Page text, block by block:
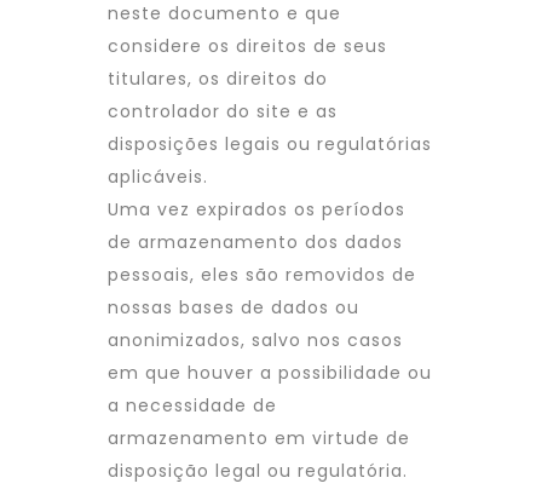
neste documento e que
considere os direitos de seus
titulares, os direitos do
controlador do site e as
disposições legais ou regulatórias
aplicáveis.
Uma vez expirados os períodos
de armazenamento dos dados
pessoais, eles são removidos de
nossas bases de dados ou
anonimizados, salvo nos casos
em que houver a possibilidade ou
a necessidade de
armazenamento em virtude de
disposição legal ou regulatória.